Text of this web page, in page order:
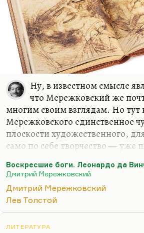
Ну, в известном смысле
что Мережковский же
многим своим взглядам. Но тут
Мережковского единственное
плоскости художественного,
само по себе творчество — уже
знаем, гораздо более
годы как к игрушке. В
Мережковский рационален. Да,
действительно считает, что вера
схоластическая.
Воскресшие боги. Леонардо да
Дмитрий Мережковский
Дмитрий Мережковский
Лев Толстой
ЛИТЕРАТУРА